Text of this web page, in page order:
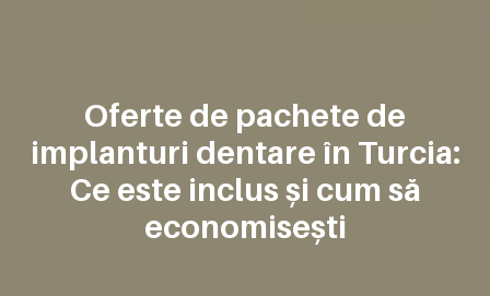
Oferte de pachete de
implanturi dentare în Turcia:
Ce este inclus și cum să
economisești